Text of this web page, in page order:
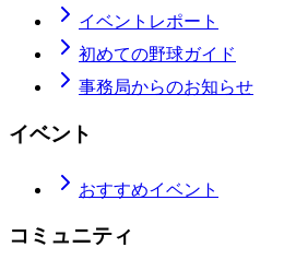
イベントレポート
初めての野球ガイド
事務局からのお知らせ
イベント
おすすめイベント
コミュニティ